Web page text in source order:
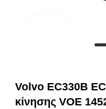
Volvo EC330B
κίνησης VOE